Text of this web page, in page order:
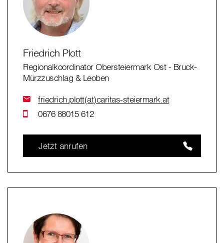
Friedrich Plott
Regionalkoordinator Obersteiermark Ost - Bruck-
Mürzzuschlag & Leoben
friedrich.plott(at)caritas-steiermark.at
0676 88015 612
Jetzt anrufen